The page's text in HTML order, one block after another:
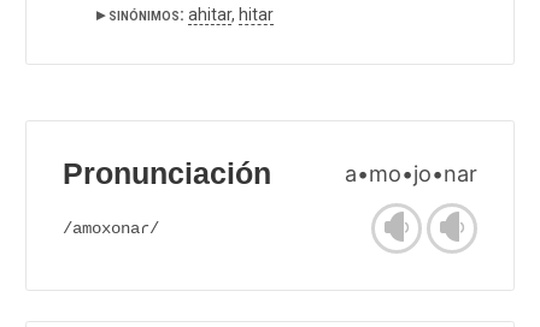
▸ sinónimos: ahitar, hitar
Pronunciación a•mo•jo•nar
/amoxonaɾ/